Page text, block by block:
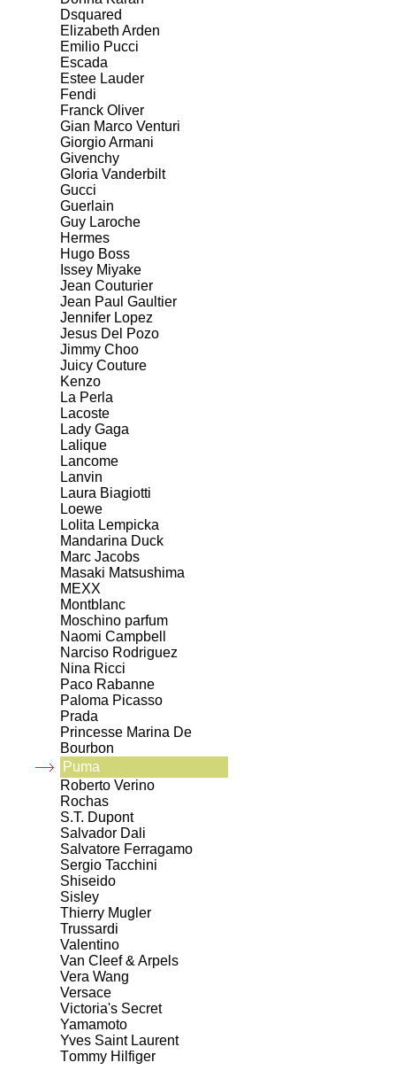
Dsquared
Elizabeth Arden
Emilio Pucci
Escada
Estee Lauder
Fendi
Franck Oliver
Gian Marco Venturi
Giorgio Armani
Givenchy
Gloria Vanderbilt
Gucci
Guerlain
Guy Laroche
Hermes
Hugo Boss
Issey Miyake
Jean Couturier
Jean Paul Gaultier
Jennifer Lopez
Jesus Del Pozo
Jimmy Choo
Juicy Couture
Kenzo
La Perla
Lacoste
Lady Gaga
Lalique
Lancome
Lanvin
Laura Biagiotti
Loewe
Lolita Lempicka
Mandarina Duck
Marc Jacobs
Masaki Matsushima
MEXX
Montblanc
Moschino parfum
Naomi Campbell
Narciso Rodriguez
Nina Ricci
Paco Rabanne
Paloma Picasso
Prada
Princesse Marina De
Bourbon
Puma
Roberto Verino
Rochas
S.T. Dupont
Salvador Dali
Salvatore Ferragamo
Sergio Tacchini
Shiseido
Sisley
Thierry Mugler
Trussardi
Valentino
Van Cleef & Arpels
Vera Wang
Versace
Victoria's Secret
Yamamoto
Yves Saint Laurent
Тommy Нilfiger